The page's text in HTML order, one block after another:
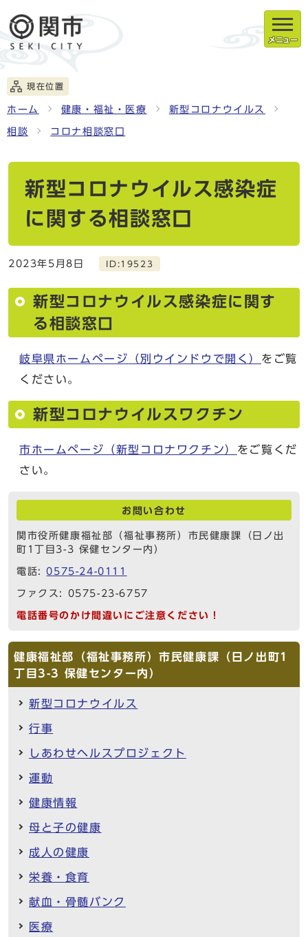
メニュー
現在位置
ホーム 健康・福祉・医療 新型コロナウイルス
相談 コロナ相談窓口
新型コロナウイルス感染症
に関する相談窓口
2023年5月8日 ID:19523
新型コロナウイルス感染症に関す
る相談窓口
岐阜県ホームページ （別ウインドウで開く） をご覧
ください。
新型コロナウイルスワクチン
市ホームページ（新型コロナワクチン） をご覧くだ
さい。
お問い合わせ
関市役所健康福祉部（福祉事務所）市民健康課（日ノ出
町1丁目3-3 保健センター内）
電話:0575-24-0111
ファクス: 0575-23-6757
電話番号のかけ間違いにご注意ください！
健康福祉部（福祉事務所）市民健康課（日ノ出町1
丁目3-3 保健センター内）
新型コロナウイルス
行事
しあわせヘルスプロジェクト
運動
健康情報
母と子の健康
成人の健康
栄養・食育
献血・骨髄バンク
医療